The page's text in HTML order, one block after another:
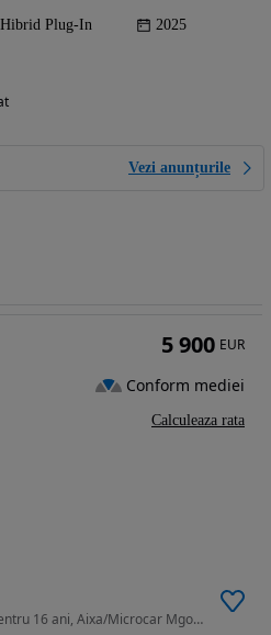
Hibrid Plug-In 2025
Vezi anunțurile
480 cm3 • 10 CP • Autoturism pentru 16 ani, Aixa/Microcar Mgo Highland stare foarte bună
5 900 EUR
Conform mediei
Calculeaza rata